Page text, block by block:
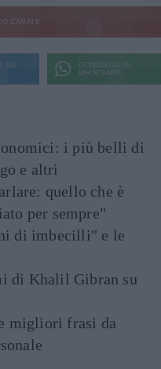
CANALE
SU
CONDIVIDI SU
WHATSAPP
i più belli di
e altri
quello che è
per sempre"
di imbecilli" e le
di Khalil Gibran su
migliori frasi da